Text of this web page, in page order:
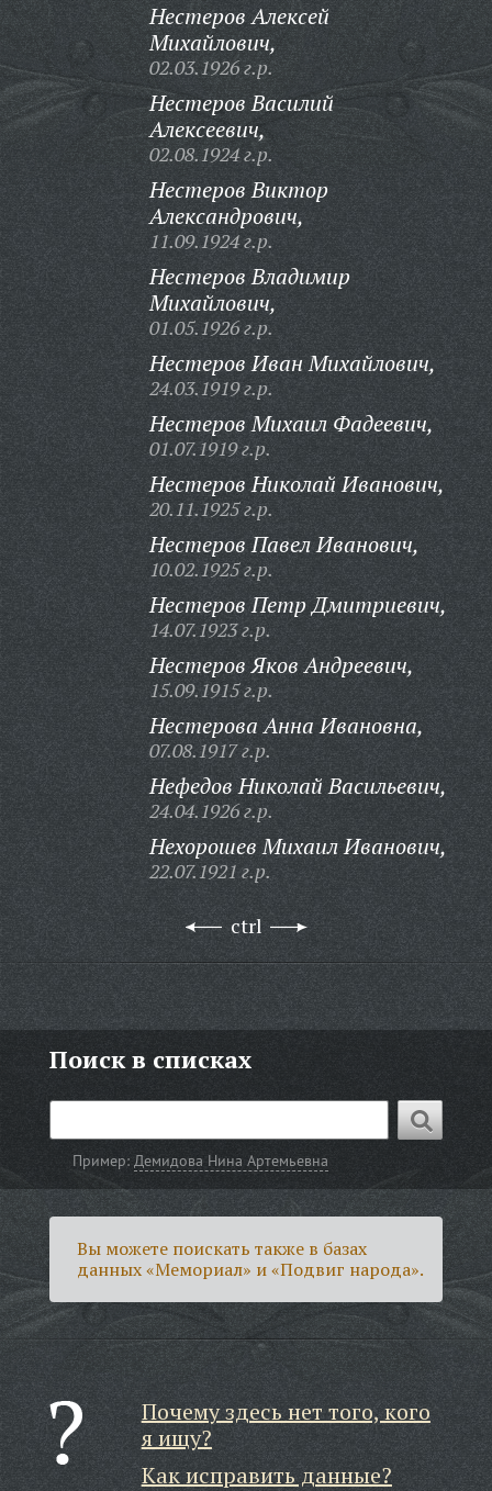
Нестеров Алексей
Михайлович,
02.03.1926 г.р.
Нестеров Василий
Алексеевич,
02.08.1924 г.р.
Нестеров Виктор
Александрович,
11.09.1924 г.р.
Нестеров Владимир
Михайлович,
01.05.1926 г.р.
Нестеров Иван Михайлович,
24.03.1919 г.р.
Нестеров Михаил Фадеевич,
01.07.1919 г.р.
Нестеров Николай Иванович,
20.11.1925 г.р.
Нестеров Павел Иванович,
10.02.1925 г.р.
Нестеров Петр Дмитриевич,
14.07.1923 г.р.
Нестеров Яков Андреевич,
15.09.1915 г.р.
Нестерова Анна Ивановна,
07.08.1917 г.р.
Нефедов Николай Васильевич,
24.04.1926 г.р.
Нехорошев Михаил Иванович,
22.07.1921 г.р.
ctrl
Поиск в списках
Пример:Демидова Нина Артемьевна
Вы можете поискать также в базах
данных «Мемориал» и «Подвиг народа».
Почему здесь нет того, кого
я ищу?
Как исправить данные?